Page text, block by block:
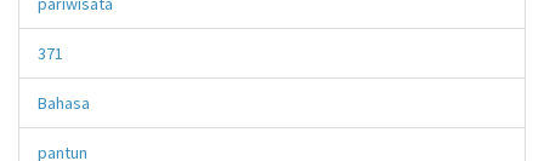
371
Bahasa
pantun